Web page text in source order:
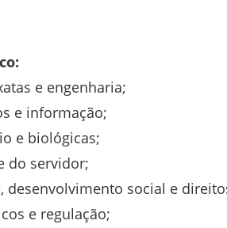
e engenharia;
e informação;
e biológicas;
do servidor;
desenvolvimento social e
e regulação;